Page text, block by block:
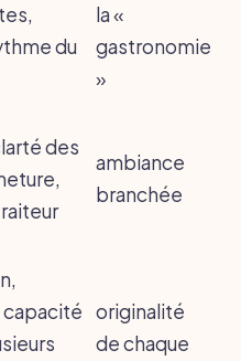
du
la «
gastronomie
»
des
ambiance
branchée
capacité originalité
de chaque